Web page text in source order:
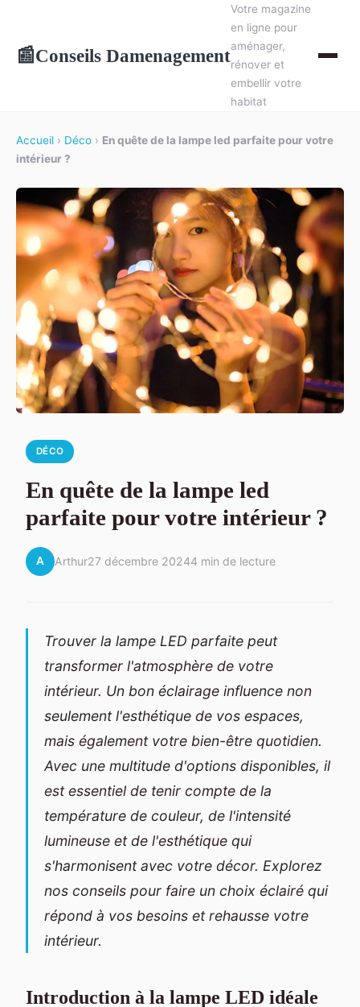
📰Conseils Damenagement
Votre magazine
en ligne pour
aménager,
rénover et
embellir votre
habitat
Accueil › Déco › En quête de la lampe led parfaite pour votre
intérieur ?
DÉCO
En quête de la lampe led
parfaite pour votre intérieur ?
A Arthur27 décembre 20244 min de lecture
Trouver la lampe LED parfaite peut
transformer l'atmosphère de votre
intérieur. Un bon éclairage influence non
seulement l'esthétique de vos espaces,
mais également votre bien-être quotidien.
Avec une multitude d'options disponibles, il
est essentiel de tenir compte de la
température de couleur, de l'intensité
lumineuse et de l'esthétique qui
s'harmonisent avec votre décor. Explorez
nos conseils pour faire un choix éclairé qui
répond à vos besoins et rehausse votre
intérieur.
Introduction à la lampe LED idéale